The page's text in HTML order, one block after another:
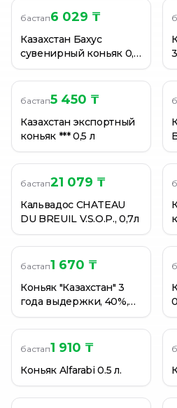
бастап6 029 ₸
Казахстан Бахус
сувенирный коньяк 0,5
л (5 летний) в коробке
бастап5 450 ₸
Казахстан экспортный
коньяк *** 0,5 л
бастап21 079 ₸
Кальвадос CHATEAU
DU BREUIL V.S.O.P., 0,7л
бастап1 670 ₸
Коньяк "Казахстан" 3
года выдержки, 40%,
0,2 л.
бастап1 910 ₸
Коньяк Alfarabi 0.5 л.